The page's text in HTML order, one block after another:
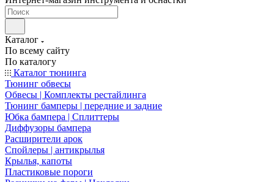
Каталог
По всему сайту
По каталогу
Каталог тюнинга
Тюнинг обвесы
Обвесы | Комплекты рестайлинга
Тюнинг бамперы | передние и задние
Юбка бампера | Сплиттеры
Диффузоры бампера
Расширители арок
Спойлеры | антикрылья
Крылья, капоты
Пластиковые пороги